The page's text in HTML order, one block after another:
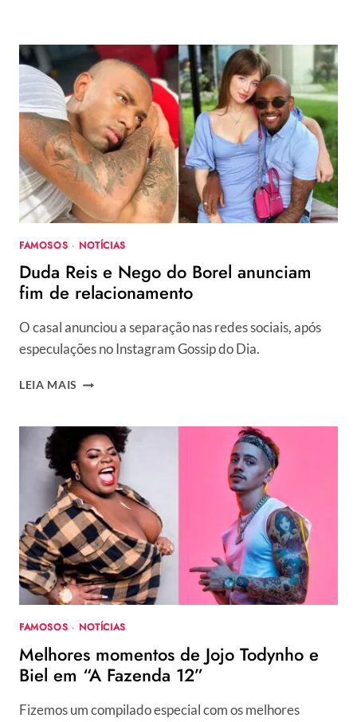
FAMOSOS · NOTÍCIAS
Duda Reis e Nego do Borel anunciam
fim de relacionamento
O casal anunciou a separação nas redes sociais, após
especulações no Instagram Gossip do Dia.
LEIA MAIS DUDA
NEGO
DO
BOREL
ANUNCIAM
FIM
DE
RELACIONAMENTO
FAMOSOS · NOTÍCIAS
Melhores momentos de Jojo Todynho e
Biel em “A Fazenda 12”
Fizemos um compilado especial com os melhores